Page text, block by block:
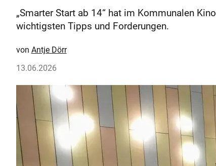
„Smarter Start ab 14“ hat im Kommunalen
wichtigsten Tipps und Forderungen.
Antje Dörr
13.06.2026